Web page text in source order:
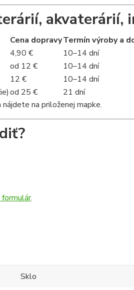
akvaterárií,
Cena dopravyTermín výroby a
4,90 €
10–14 dní
od 12 €
10–14 dní
12 €
10–14 dní
od 25 €
21 dní
nájdete na priloženej mapke.
.
Sklo